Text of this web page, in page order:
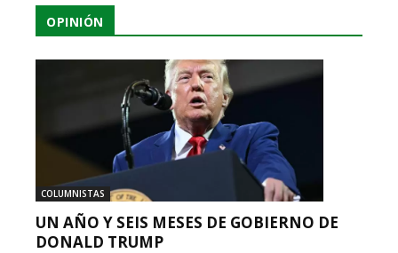
OPINIÓN
COLUMNISTAS
UN AÑO Y SEIS MESES DE GOBIERNO DE
DONALD TRUMP